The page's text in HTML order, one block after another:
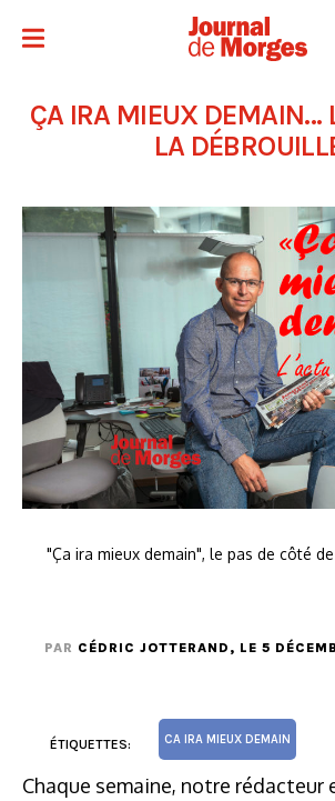
ÇA IRA MIEUX DEMAIN…
LA
"Ça ira mieux demain", le pas de côté
PAR CÉDRIC JOTTERAND , LE 5
ÉTIQUETTES: CA IRA MIEUX DEMAIN
Chaque semaine, notre rédacteur